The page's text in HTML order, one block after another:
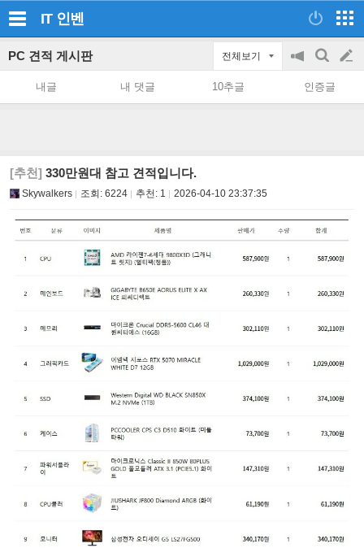
IT 인벤
PC 견적 게시판 전체보기
공
on/off
검
색
글
쓰
내글 내 댓글 10추글 인증글
[추천] 330만원대 참고 견적입니다.
Skywalkers 조회: 6224 추천: 1 2026-04-10 23:37:35